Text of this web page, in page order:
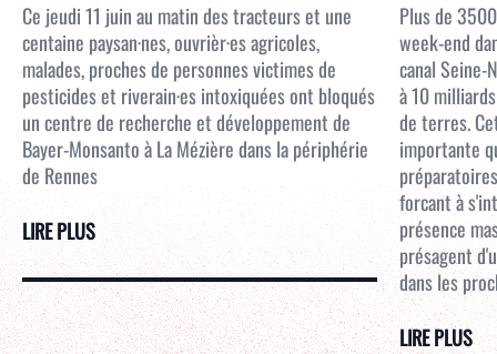
Ce jeudi 11 juin au matin des tracteurs et une
centaine paysan·nes, ouvrièr·es agricoles,
malades, proches de personnes victimes de
pesticides et riverain·es intoxiquées ont bloqués
un centre de recherche et développement de
Bayer-Monsanto à La Mézière dans la périphérie
de Rennes
LIRE PLUS
Plus de
week-end
canal Seine-
à 10
de terres.
importante
forcant à
présence
présagent
dans les
LIRE PLUS